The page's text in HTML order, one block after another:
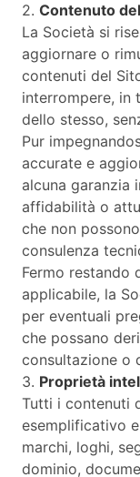
2. Contenuto
La Società si
aggiornare o
contenuti del
interrompere, in
dello stesso,
Pur
accurate e
alcuna garanzia
affidabilità o
che non
consulenza
Fermo restando
applicabile, la
per eventuali
che possano
consultazione o
3. Proprietà
Tutti i contenuti
esemplificativo
marchi, loghi,
dominio,